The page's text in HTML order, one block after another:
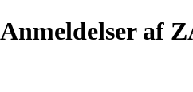
Anmeldelser af